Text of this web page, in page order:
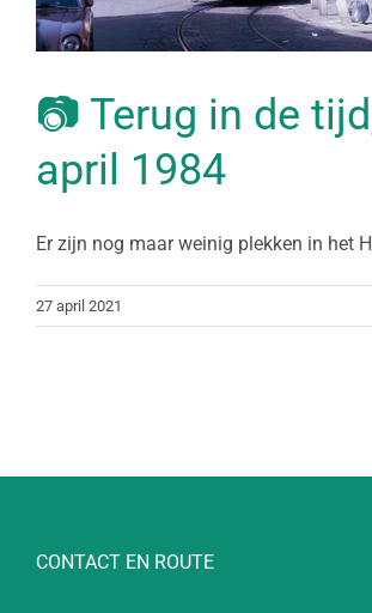
📷 Terug in de
april 1984
Er zijn nog maar weinig plekken in het
27 april 2021
CONTACT EN ROUTE